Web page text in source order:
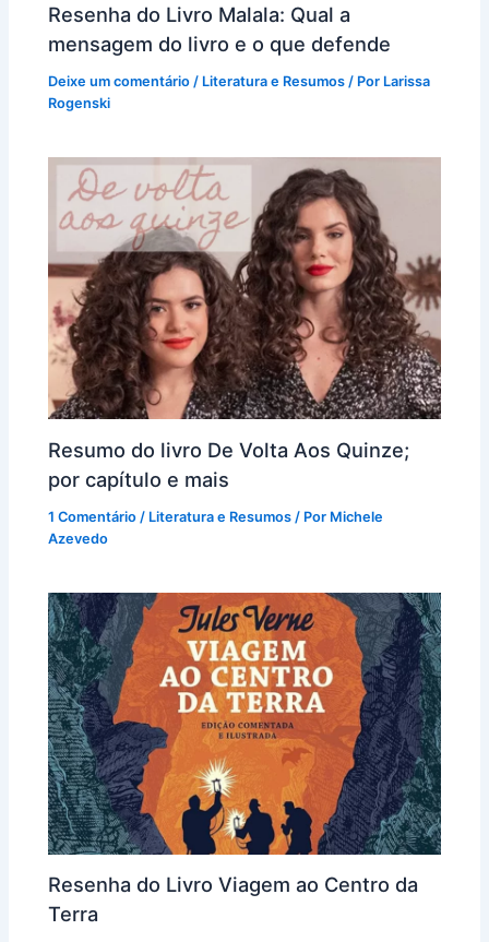
Resenha do Livro Malala: Qual a
mensagem do livro e o que defende
Deixe um comentário / Literatura e Resumos / Por Larissa
Rogenski
Resumo do livro De Volta Aos Quinze;
por capítulo e mais
1 Comentário / Literatura e Resumos / Por Michele
Azevedo
Resenha do Livro Viagem ao Centro da
Terra